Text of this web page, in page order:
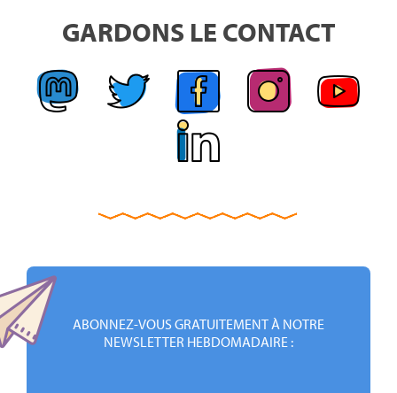
GARDONS LE CONTACT
ABONNEZ-VOUS GRATUITEMENT À NOTRE
NEWSLETTER HEBDOMADAIRE :